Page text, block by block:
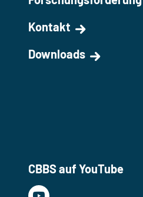
Kontakt
Downloads
CBBS auf YouTube